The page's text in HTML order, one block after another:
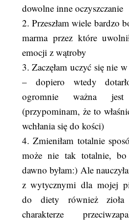
dowolne inne oczyszczanie
2. Przeszłam wiele bardzo
marma przez które
emocji z wątroby
3. Zaczęłam uczyć się nie
– dopiero wtedy
ogromnie ważna
(przypominam, że to
wchłania się do kości)
4. Zmieniłam totalnie
może nie tak totalnie, bo
dawno byłam:) Ale
z wytycznymi dla mojej
do diety również
charakterze